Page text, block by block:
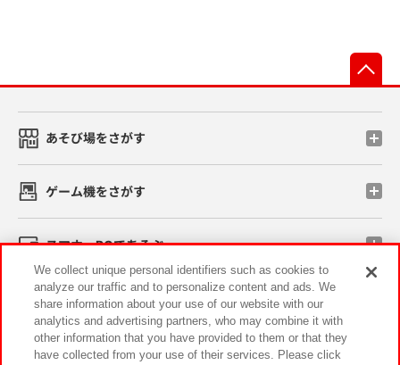
あそび場をさがす
ゲーム機をさがす
スマホ・PCであそぶ
イベント・キャンペーン
We collect unique personal identifiers such as cookies to
analyze our traffic and to personalize content and ads. We
share information about your use of our website with our
analytics and advertising partners, who may combine it with
other information that you have provided to them or that they
have collected from your use of their services. Please click